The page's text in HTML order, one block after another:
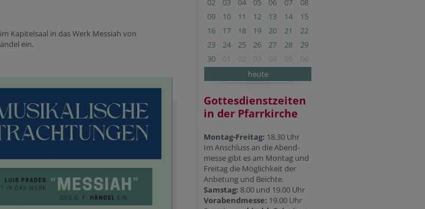
Kapitelsaal in das Werk Messiah von
ein.
02
03 04 05 06 07
08
09
10 11 12 13 14
15
16
17 18 19 20 21
22
23
24 25 26 27 28
29
30
01 02 03 04 05
06
heute
Gottesdienstzeiten
in der Pfarrkirche
Montag-Freitag: 18.30 Uhr
Im Anschluss an die Abend-
messe gibt es am Montag und
Freitag die Möglichkeit der
Anbetung und Beichte.
Samstag: 8.00 und 19.00 Uhr
Vorabendmesse: 19.00 Uhr